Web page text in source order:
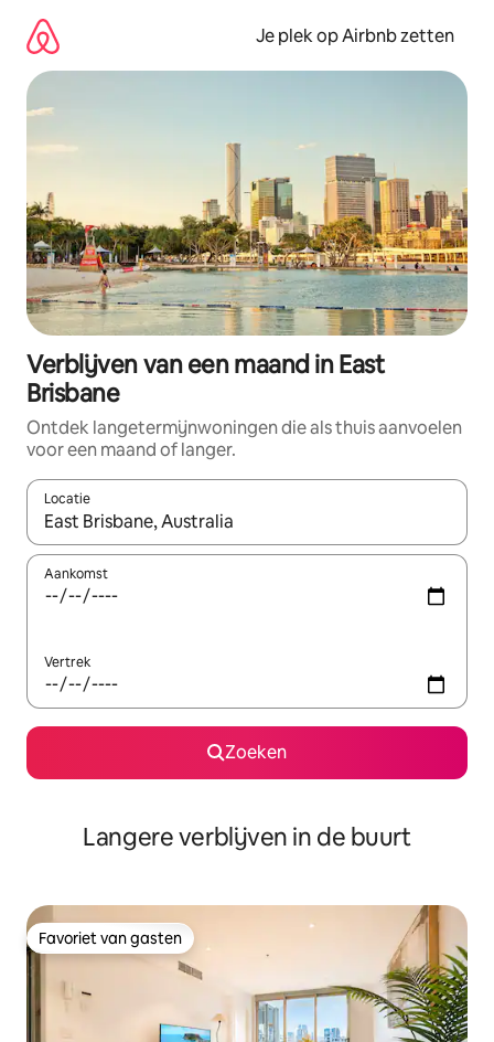
direct
naar
inhoud
Je plek op Airbnb zetten
Verblijven van een maand in East
Brisbane
Ontdek langetermijnwoningen die als thuis aanvoelen
voor een maand of langer.
Locatie
Wanneer er resultaten beschikbaar zijn, maak je een keuze
Aankomst
Vertrek
Zoeken
Langere verblijven in de buurt
Favoriet van gasten
Favoriet van gasten